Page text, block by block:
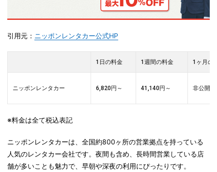
引用元： ニッポンレンタカー公式HP
1日の料金 1週間の料金 1ヶ月の
ニッポンレンタカー 6,820円～ 41,140円～ 非公開
※料金は全て税込表記
ニッポンレンタカーは、全国約800ヶ所の営業拠点を持っている
人気のレンタカー会社です。夜間も含め、長時間営業している店
舗が多いことも魅力で、早朝や深夜の利用にぴったりです。